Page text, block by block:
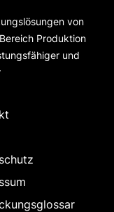
von
Produktion
und